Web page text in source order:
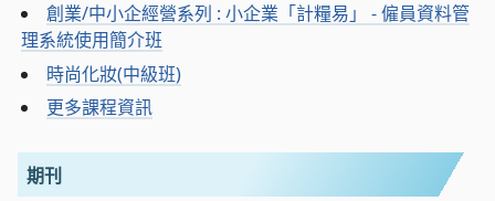
創業/中小企經營系列 : 小企業「計糧易」 - 僱員資料管
理系統使用簡介班
時尚化妝(中級班)
更多課程資訊
期刊